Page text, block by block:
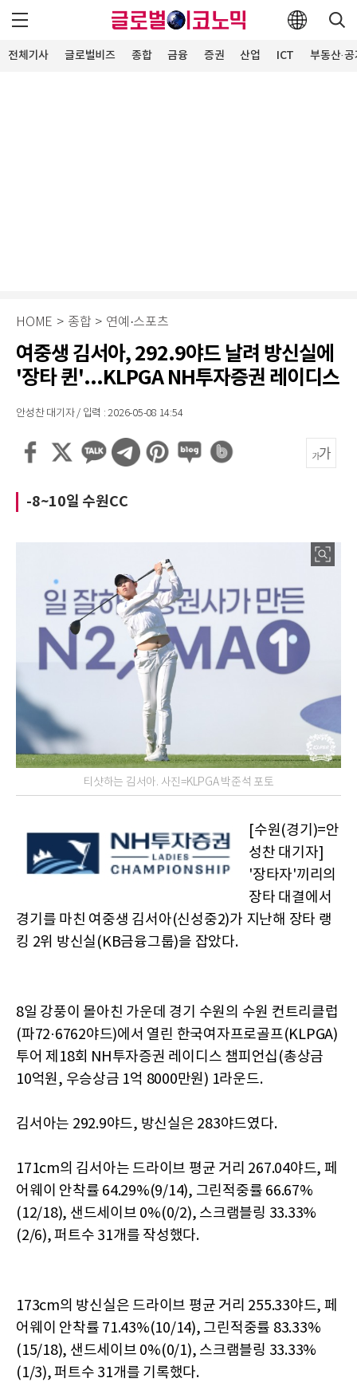
전체기사 글로벌비즈 종합 금융 증권 산업 ICT 부동산·
HOME > 종합 > 연예·스포츠
여중생 김서아, 292.9야드 날려 방신실에
'장타 퀸'...KLPGA NH투자증권 레이디스
안성찬 대기자 / 입력 : 2026-05-08 14:54
-8~10일 수원CC
티샷하는 김서아. 사진=KLPGA 박준석 포토
[수원(경기)=안
성찬 대기자]
'장타자'끼리의
장타 대결에서
경기를 마친 여중생 김서아(신성중2)가 지난해 장타 랭
킹 2위 방신실(KB금융그룹)을 잡았다.
8일 강풍이 몰아친 가운데 경기 수원의 수원 컨트리클럽
(파72·6762야드)에서 열린 한국여자프로골프(KLPGA)
투어 제18회 NH투자증권 레이디스 챔피언십(총상금
10억원, 우승상금 1억 8000만원) 1라운드.
김서아는 292.9야드, 방신실은 283야드였다.
171cm의 김서아는 드라이브 평균 거리 267.04야드, 페
어웨이 안착률 64.29%(9/14), 그린적중률 66.67%
(12/18), 샌드세이브 0%(0/2), 스크램블링 33.33%
(2/6), 퍼트수 31개를 작성했다.
173cm의 방신실은 드라이브 평균 거리 255.33야드, 페
어웨이 안착률 71.43%(10/14), 그린적중률 83.33%
(15/18), 샌드세이브 0%(0/1), 스크램블링 33.33%
(1/3), 퍼트수 31개를 기록했다.